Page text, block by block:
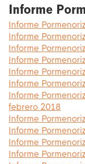
Informe
Informe
Informe
Informe
Informe
Informe
Informe
Informe
febrero 2018
Informe
Informe
Informe
Informe